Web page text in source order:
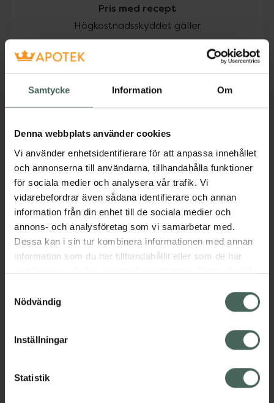
Samtycke Information Om
Denna webbplats använder cookies
Vi använder enhetsidentifierare för att anpassa innehållet
och annonserna till användarna, tillhandahålla funktioner
för sociala medier och analysera vår trafik. Vi
vidarebefordrar även sådana identifierare och annan
information från din enhet till de sociala medier och
annons- och analysföretag som vi samarbetar med.
Dessa kan i sin tur kombinera informationen med annan
information som du har tillhandahållit eller som de har
samlat in när du har använt deras tjänster. Samtycke till
återkalla ditt samtycke via webbplatsens
cookieinställningar. Ett återkallat samtycke påverkar inte
lagligheten av behandling som skett innan återkallelsen.
Nödvändig
Inställningar
Statistik
Pris med recept
Högkostnadsskyddet gäller
195,93 kr
Köp via ditt recept
Aktuella erbjudanden
Beskrivning Dölj
Läs alltid bipacksedeln innan
användning.
EAN:07350096044680
syd till Lappland i norr, och online i mobilen och på